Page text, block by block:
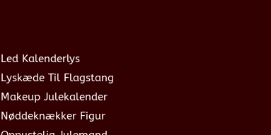
Led Kalenderlys
Lyskæde Til Flagstang
Makeup Julekalender
Nøddeknækker Figur